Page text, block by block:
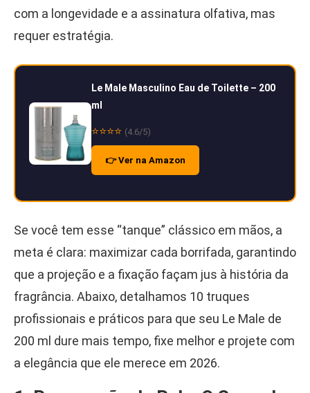
com a longevidade e a assinatura olfativa, mas
requer estratégia.
Le Male Masculino Eau de Toilette – 200
ml
⭐⭐⭐⭐ (4.6/5)
👉 Ver na Amazon
Se você tem esse “tanque” clássico em mãos, a
meta é clara: maximizar cada borrifada, garantindo
que a projeção e a fixação façam jus à história da
fragrância. Abaixo, detalhamos 10 truques
profissionais e práticos para que seu Le Male de
200 ml dure mais tempo, fixe melhor e projete com
a elegância que ele merece em 2026.